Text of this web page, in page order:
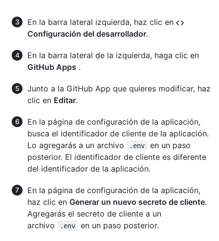
En la barra lateral izquierda, haz clic en
Configuración del desarrollador.
En la barra lateral de la izquierda, haga clic en
GitHub Apps .
Junto a la GitHub App que quieres modificar, haz
clic en Editar.
En la página de configuración de la aplicación,
busca el identificador de cliente de la aplicación.
Lo agregarás a un archivo
.env
en un paso
posterior. El identificador de cliente es diferente
del identificador de la aplicación.
En la página de configuración de la aplicación,
haz clic en Generar un nuevo secreto de cliente.
Agregarás el secreto de cliente a un
archivo
.env en un paso posterior.